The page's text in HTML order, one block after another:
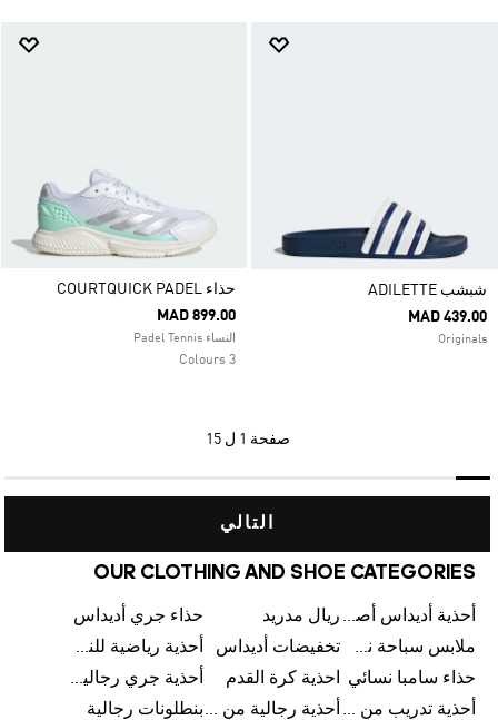
شبشب ADILETTE
MAD 439.00
Originals
حذاء COURTQUICK PADEL
MAD 899.00
النساء Padel Tennis
3 Colours
صفحة 1 ل 15
التالي
OUR CLOTHING AND SHOE CATEGORIES
أحذية أديداس أصلية ريال مدريد
حذاء جري أديداس
ملابس سباحة نسائية من أديداس
تخفيضات أديداس
أحذية رياضية للنساء
حذاء سامبا نسائي
احذية كرة القدم
أحذية جري رجالية من أديداس
أحذية تدريب من أديداس
أحذية رجالية من أديداس بتخفيضاتبنطلونات رجالية